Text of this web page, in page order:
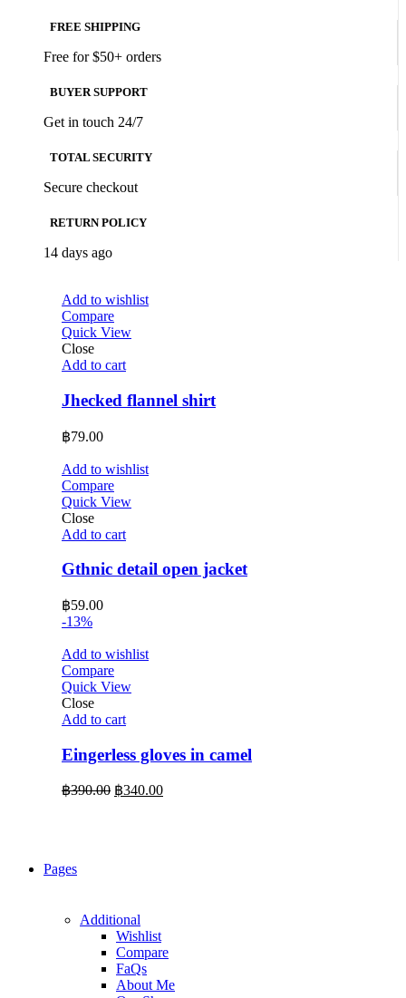
FREE SHIPPING
Free for $50+ orders
BUYER SUPPORT
Get in touch 24/7
TOTAL SECURITY
Secure checkout
RETURN POLICY
14 days ago
Add to wishlist
Compare
Quick View
Close
Add to cart
Jhecked flannel shirt
฿79.00
Add to wishlist
Compare
Quick View
Close
Add to cart
Gthnic detail open jacket
฿59.00
-13%
Add to wishlist
Compare
Quick View
Close
Add to cart
Eingerless gloves in camel
฿390.00 Original
฿340.00Current
Pages
Additional
Wishlist
Compare
FaQs
About Me